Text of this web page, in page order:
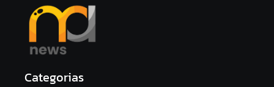
Categorias